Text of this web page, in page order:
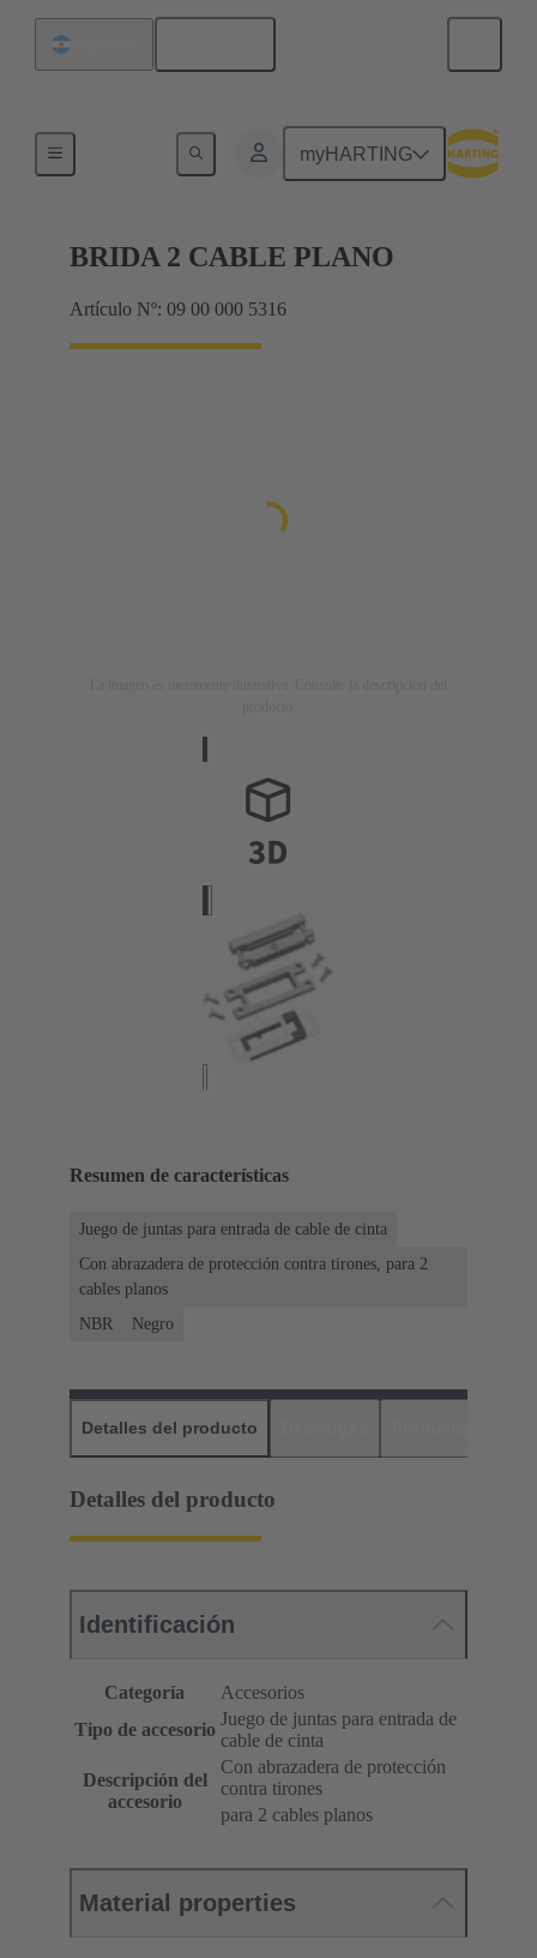
myHARTING
BRIDA 2 CABLE PLANO
Artículo Nº: 09 00 000 5316
Resumen de características
Juego de juntas para entrada de cable de cinta
Con abrazadera de protección contra tirones, para 2
cables planos
NBR
Negro
Detalles del producto
Detalles del producto
Identificación
Categoría
Accesorios
Tipo de accesorio
Juego de juntas para entrada de
cable de cinta
Descripción del
accesorio
Con abrazadera de protección
contra tirones
para 2 cables planos
Material properties